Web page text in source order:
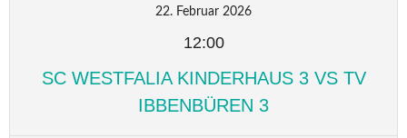
22. Februar 2026
12:00
SC WESTFALIA KINDERHAUS 3 VS TV
IBBENBÜREN 3